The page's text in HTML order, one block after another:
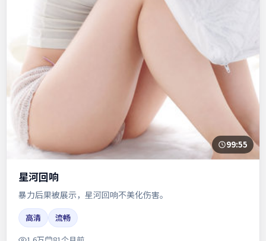
99:55
星河回响
暴力后果被展示，星河回响不美化伤害。
高清
流畅